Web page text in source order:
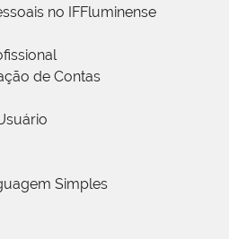
no IFFluminense
de Contas
Simples